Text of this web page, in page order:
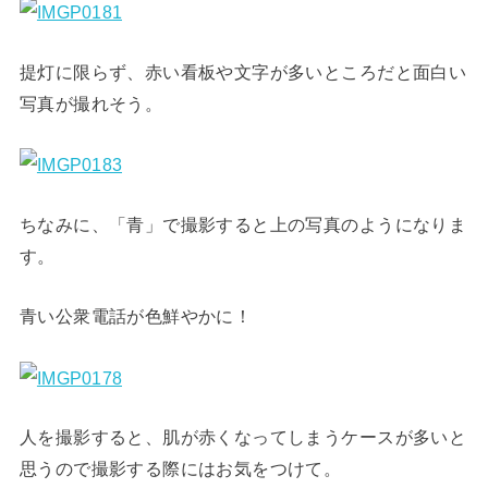
提灯に限らず、赤い看板や文字が多いところだと面白い
写真が撮れそう。
ちなみに、「青」で撮影すると上の写真のようになりま
す。
青い公衆電話が色鮮やかに！
人を撮影すると、肌が赤くなってしまうケースが多いと
思うので撮影する際にはお気をつけて。